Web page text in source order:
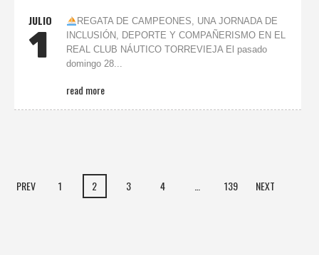
JULIO
1
REGATA DE CAMPEONES, UNA JORNADA DE
INCLUSIÓN, DEPORTE Y COMPAÑERISMO EN EL
REAL CLUB NÁUTICO TORREVIEJA El pasado
domingo 28...
read more
PREV 1 2 3 4 … 139 NEXT